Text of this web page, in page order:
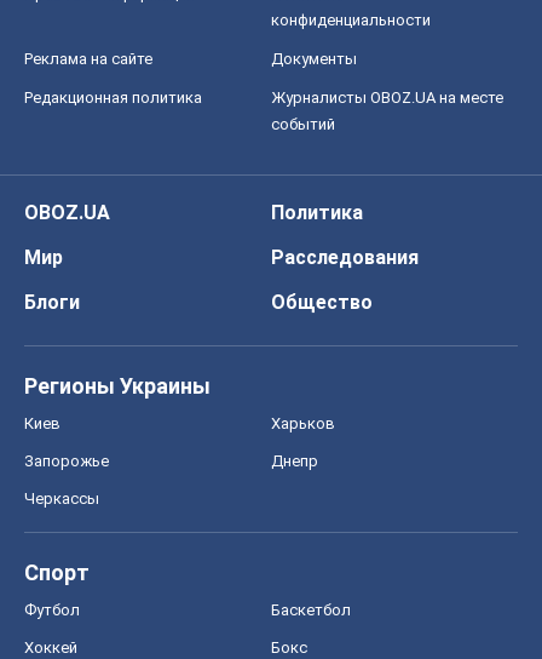
конфиденциальности
Реклама на сайте Документы
Редакционная политика
Журналисты OBOZ.UA на месте
событий
OBOZ.UA
Политика
Мир
Расследования
Блоги
Общество
Регионы Украины
Киев Харьков
Запорожье Днепр
Черкассы
Спорт
Футбол Баскетбол
Хоккей Бокс